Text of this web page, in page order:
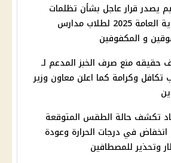
يصدر قرار عاجل بشأن تظلمات
الثانوية العامة 2025 لطلاب مدارس
و المكفوفين
حقيقه منع صرف الخبز المدعم لـ
تكافل وكرامة كما اعلن معاون وزير
تكشف حالة الطقس المتوقعة
انخفاض في درجات الحرارة وعودة
وتحذير للمصطافين